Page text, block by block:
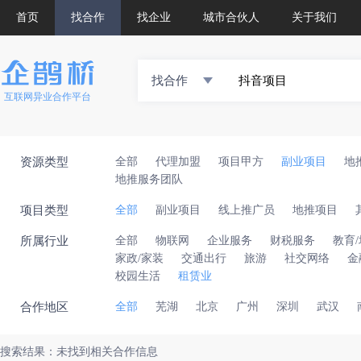
首页 找合作 找企业 城市合伙人 关于我们
互联网异业合作平台
找合作
资源类型 全部 代理加盟 项目甲方 副业项目
地
地推服务团队
项目类型 全部 副业项目 线上推广员 地推项目
所属行业 全部 物联网 企业服务 财税服务
教育/
家政/家装
交通出行 旅游 社交网络
金
校园生活
租赁业
合作地区 全部 芜湖 北京 广州 深圳 武汉
搜索结果：未找到相关合作信息